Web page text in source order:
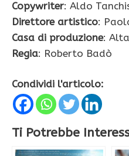
Copywriter: Aldo
Direttore artistico:
Casa di produzione:
Regia: Roberto Badò
Condividi l'articolo:
Ti Potrebbe